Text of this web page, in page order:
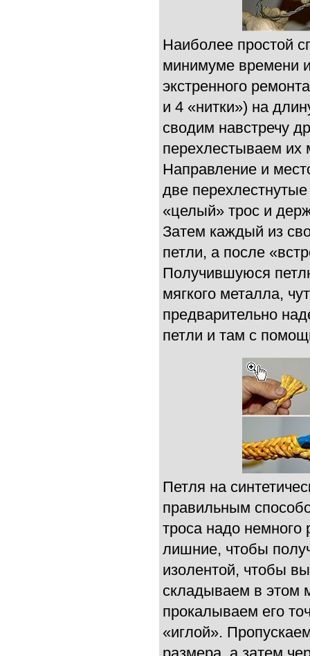
Наиболее простой
минимуме времени
экстренного
и 4 «нитки») на
сводим навстречу
перехлестываем
Направление и
две
«целый» трос и
Затем каждый из
петли, а после
Получившуюся
мягкого металла,
предварительно
петли и там с
Петля на
правильным
троса надо немного
лишние, чтобы
изолентой, чтобы
складываем в этом
прокалываем его
«иглой».